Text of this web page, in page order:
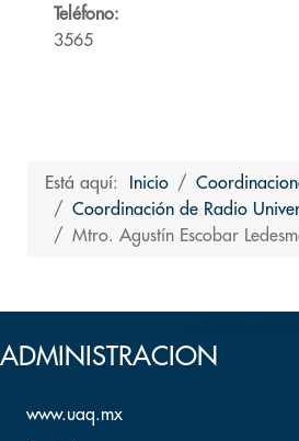
Teléfono:
3565
Está aquí: Inicio
Coordinación de Radio
Mtro. Agustín Escobar
ADMINISTRACION
www.uaq.mx